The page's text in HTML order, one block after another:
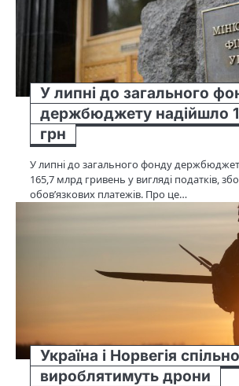
У липні до загального
держбюджету надійшло
грн
У липні до загального фонду
165,7 млрд гривень у вигляді податків,
обов’язкових платежів. Про це…
Україна і Норвегія спільно
вироблятимуть дрони